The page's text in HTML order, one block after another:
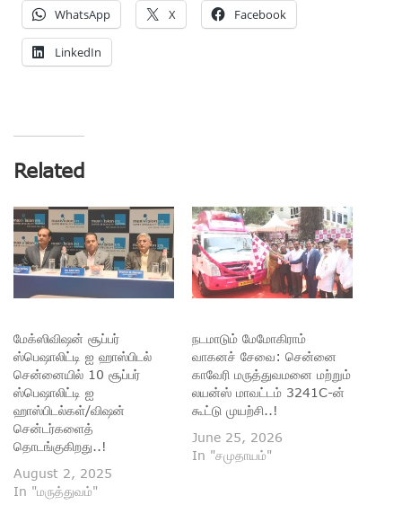
WhatsApp X Facebook
LinkedIn
Related
மேக்ஸிவிஷன் சூப்பர்
ஸ்பெஷாலிட்டி ஐ ஹாஸ்பிடல்
சென்னையில் 10 சூப்பர்
ஸ்பெஷாலிட்டி ஐ
ஹாஸ்பிடல்கள்/விஷன்
சென்டர்களைத்
தொடங்குகிறது..!
August 2, 2025
In "மருத்துவம்"
நடமாடும் மேமோகிராம்
வாகனச் சேவை: சென்னை
காவேரி மருத்துவமனை மற்றும்
லயன்ஸ் மாவட்டம் 3241C-ன்
கூட்டு முயற்சி..!
June 25, 2026
In "சமுதாயம்"